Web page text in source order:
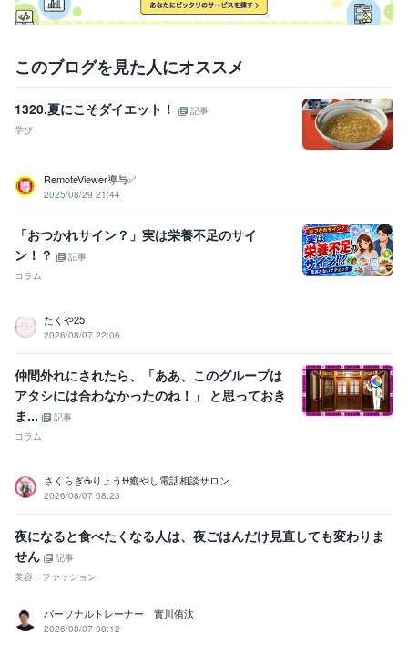
このブログを見た人にオススメ
1320.夏にこそダイエット！
記事
学び
RemoteViewer導与✅
2025/08/29 21:44
「おつかれサイン？」実は栄養不足のサイ
ン！？
記事
コラム
たくや25
2026/08/07 22:06
仲間外れにされたら、「ああ、このグループは
アタシには合わなかったのね！」 と思っておき
ま...
記事
コラム
さくらぎ☕りょう⛎癒やし電話相談サロン
2026/08/07 08:23
夜になると食べたくなる人は、夜ごはんだけ見直しても変わりま
せん
記事
美容・ファッション
パーソナルトレーナー 實川侑汰
2026/08/07 08:12